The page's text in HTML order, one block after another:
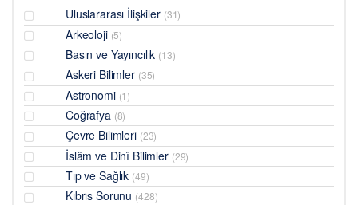
Uluslararası İlişkiler (31)
Arkeoloji (5)
Basın ve Yayıncılık (13)
Askeri Bilimler (35)
Astronomi (1)
Coğrafya (8)
Çevre Bilimleri (23)
İslâm ve Dinî Bilimler (29)
Tıp ve Sağlık (49)
Kıbrıs Sorunu (428)